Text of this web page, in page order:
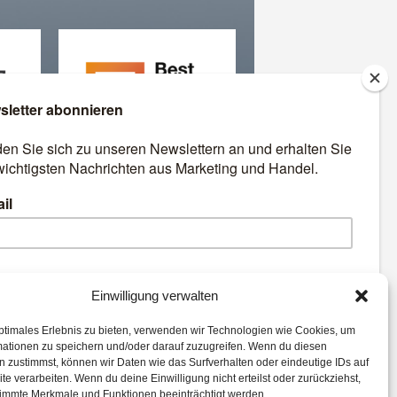
Einwilligung verwalten
Erlebnis zu bieten, verwenden wir Technologien wie Cookies, um
zu speichern und/oder darauf zuzugreifen. Wenn du diesen
zustimmst, können wir Daten wie das Surfverhalten oder eindeutige IDs auf
verarbeiten. Wenn du deine Einwilligung nicht erteilst oder zurückziehst,
Merkmale und Funktionen beeinträchtigt werden.
Best Retail Cases: Die
besten Lösungen für Händler
Marketing
Payment
Commerce
Loyalty
Läden